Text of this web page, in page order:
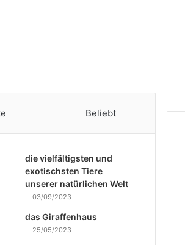
Beliebt
die vielfältigsten und
exotischsten Tiere
unserer natürlichen Welt
03/09/2023
das Giraffenhaus
25/05/2023